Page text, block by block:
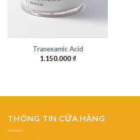
Tranexamic Acid
1.150.000₫
THÔNG TIN CỬA HÀNG